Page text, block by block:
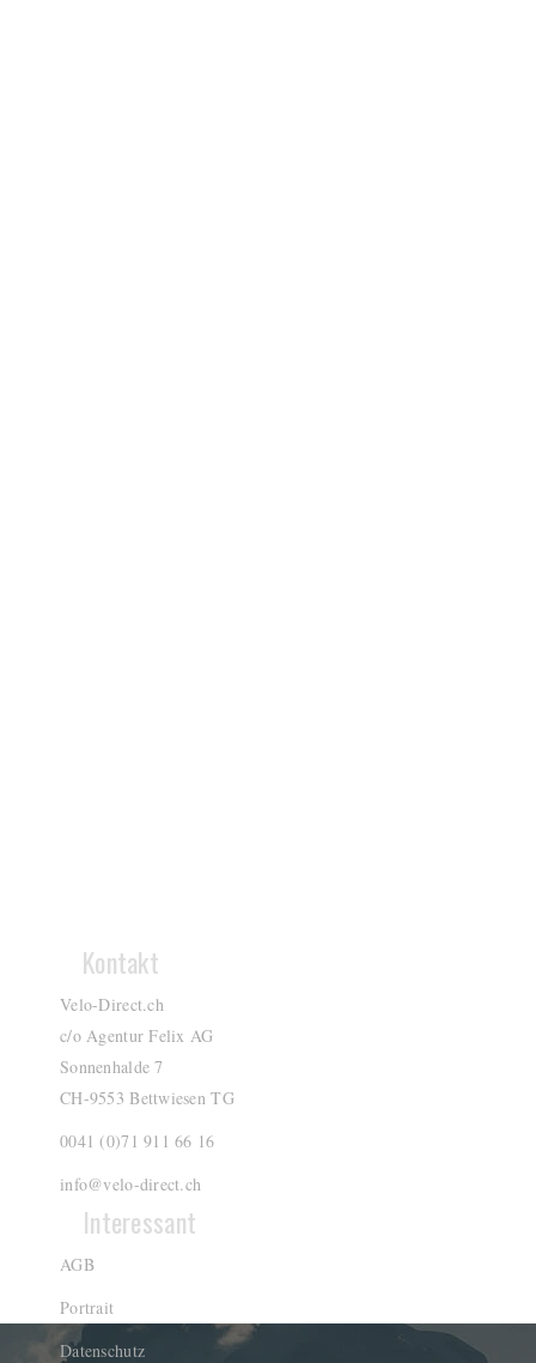
Kontakt
Velo-Direct.ch
c/o Agentur Felix AG
Sonnenhalde 7
CH-9553 Bettwiesen TG
0041 (0)71 911 66 16
info@velo-direct.ch
Interessant
AGB
Portrait
Datenschutz